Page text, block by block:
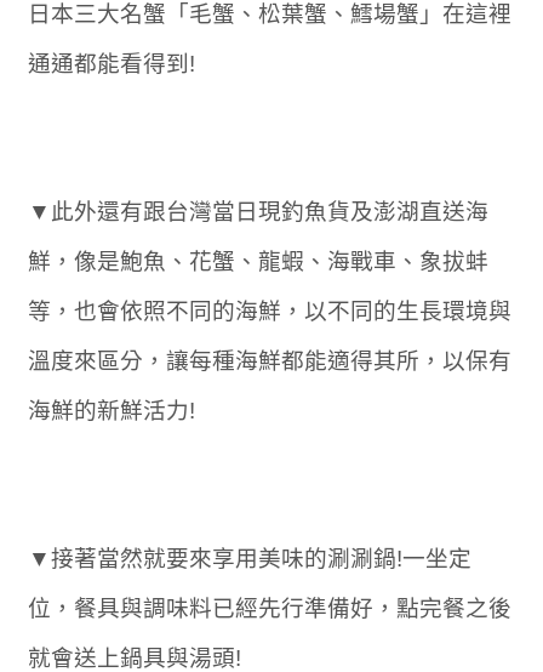
日本三大名蟹「毛蟹、松葉蟹、鱈場蟹」在這裡
通通都能看得到!
▼此外還有跟台灣當日現釣魚貨及澎湖直送海
鮮，像是鮑魚、花蟹、龍蝦、海戰車、象拔蚌
等，也會依照不同的海鮮，以不同的生長環境與
溫度來區分，讓每種海鮮都能適得其所，以保有
海鮮的新鮮活力!
▼接著當然就要來享用美味的涮涮鍋!一坐定
位，餐具與調味料已經先行準備好，點完餐之後
就會送上鍋具與湯頭!